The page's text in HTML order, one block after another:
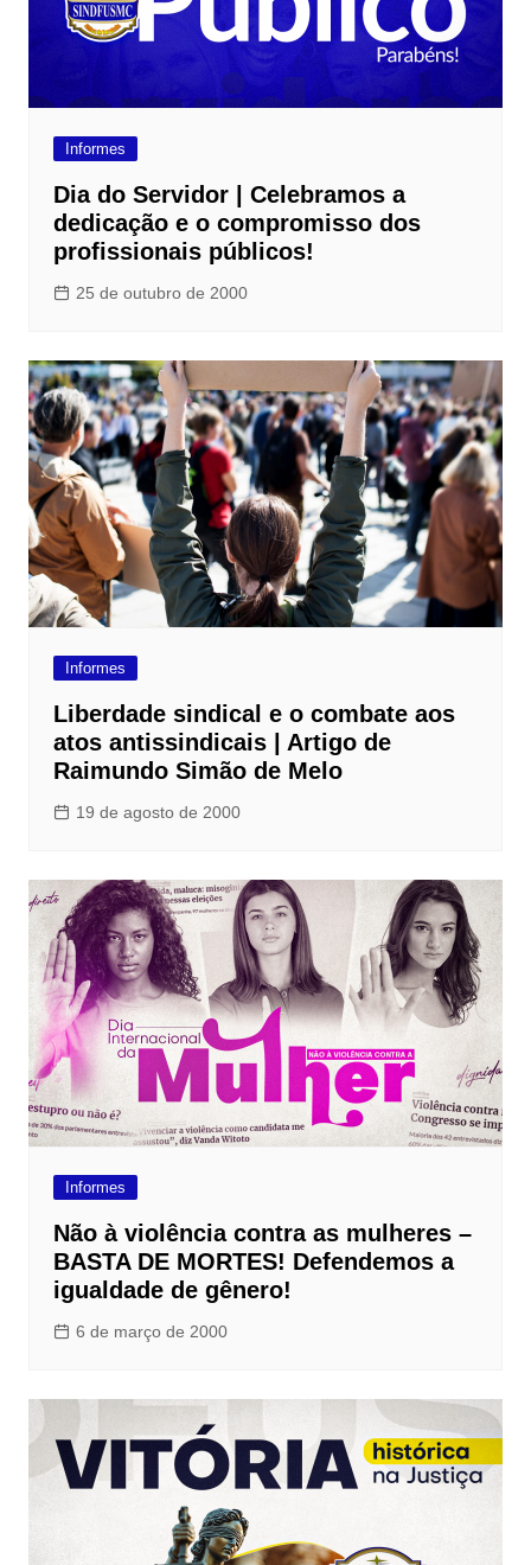
Informes
Dia do Servidor | Celebramos a
dedicação e o compromisso dos
profissionais públicos!
25 de outubro de 2000
Informes
Liberdade sindical e o combate aos
atos antissindicais | Artigo de
Raimundo Simão de Melo
19 de agosto de 2000
Informes
Não à violência contra as mulheres –
BASTA DE MORTES! Defendemos a
igualdade de gênero!
6 de março de 2000